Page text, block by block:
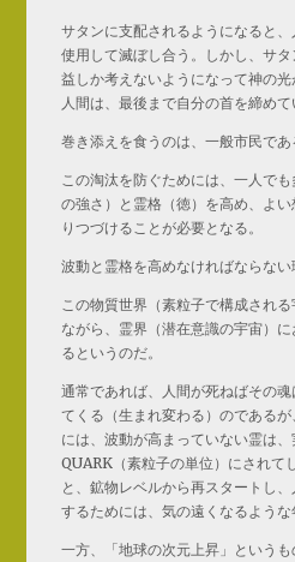
サタンに支配されるようになると
使用して滅ぼし合う。しかし、サ
益しか考えないようになって神の光
人間は、最後まで自分の首を締めて
巻き添えを食うのは、一般市民であ
この淘汰を防ぐためには、一人で
の強さ）と霊格（徳）を高め、よ
りつづけることが必要となる。
波動と霊格を高めなければならない
この物質世界（素粒子で構成され
ながら、霊界（潜在意識の宇宙）
るというのだ。
通常であれば、人間が死ねばその
てくる（生まれ変わる）のである
には、波動が高まっていない霊は、
QUARK（素粒子の単位）にされて
と、鉱物レベルから再スタートし
するためには、気の遠くなるような
一方、「地球の次元上昇」というも